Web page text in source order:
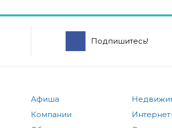
Подпишитесь!
Афиша
Компании